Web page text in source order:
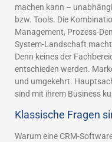
machen kann –
bzw. Tools. Die
Management, Prozess-
System-Landschaft
Denn keines der
entschieden werden.
und umgekehrt.
sind mit ihrem Business
Klassische Fragen
Warum eine CRM-